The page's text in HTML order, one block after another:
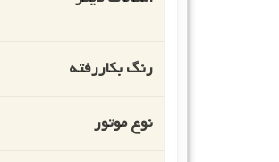
رنگ بکاررفته
نوع موتور